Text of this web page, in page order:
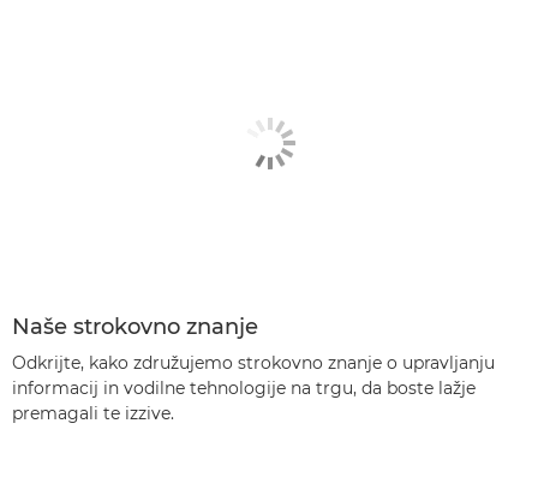
Naše strokovno znanje
Odkrijte, kako združujemo strokovno znanje o upravljanju
informacij in vodilne tehnologije na trgu, da boste lažje
premagali te izzive.